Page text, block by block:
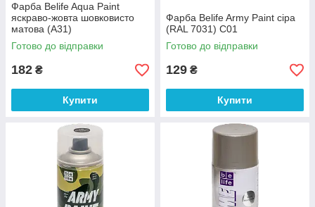
Фарба Belife Aqua Paint
яскраво-жовта шовковисто
матова (A31)
Готово до відправки
182 ₴
Купити
Фарба Belife Army Paint сіра
(RAL 7031) C01
Готово до відправки
129 ₴
Купити